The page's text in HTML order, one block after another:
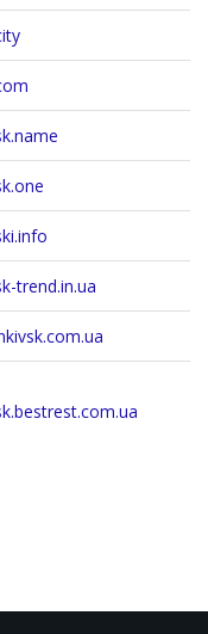
trend.in.ua